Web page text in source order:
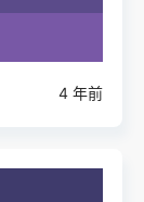
4 年前